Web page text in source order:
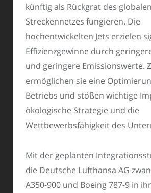
künftig als Rückgrat des globalen
Streckennetzes fungieren. Die
hochentwickelten Jets erzielen
Effizienzgewinne durch
und geringere Emissionswerte.
ermöglichen sie eine
Betriebs und stößen wichtige
ökologische Strategie und die
Wettbewerbsfähigkeit des
Mit der geplanten
die Deutsche Lufthansa AG
A350-900 und Boeing 787-9 in